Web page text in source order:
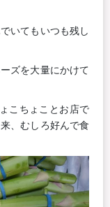
いてもいつも残し
ズを大量にかけて
こちょことお店で
、むしろ好んで食